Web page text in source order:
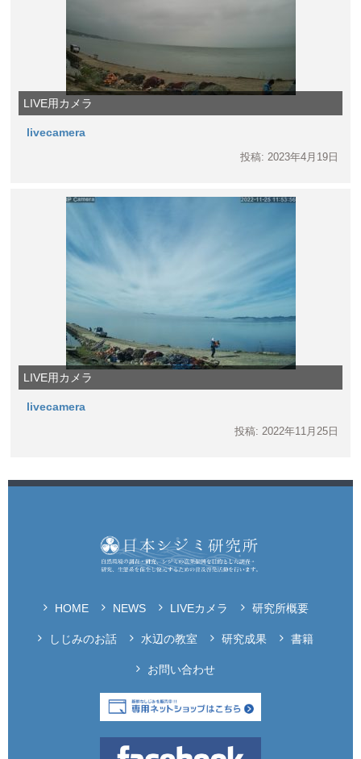
LIVE用カメラ
livecamera
投稿: 2023年4月19日
LIVE用カメラ
livecamera
投稿: 2022年11月25日
HOME NEWS LIVEカメラ 研究所概要
しじみのお話 水辺の教室 研究成果 書籍
お問い合わせ